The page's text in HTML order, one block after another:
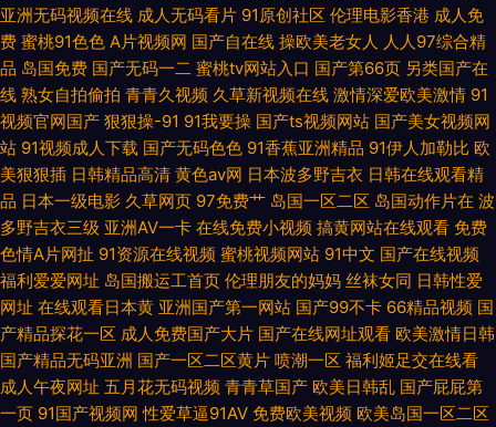
网站 影音先锋A片 亚洲小说网 五月婷中文字幕网 手机日韩精品一 日韩经典
第一页第二页 人人人撸 欧美日韩国产综合 蜜臀官网 美女母亲黄色三级A片
久久视频女人 九九国产热 国产一区二 国产福利视频99 导航亚洲99导航亚洲
超碰69资源 成人综合网站狼人 东方av在线天堂 大香蕉亚洲伊人 俺来干综合
网 AV窝窝 97国产碰 91爰爱欧美 91探花在线观看视频 91社区成人在线 91麻
豆视频新地址
亚洲无码视频在线 成人无码看片 91原创社区 伦理电影香港 成人免
费 蜜桃91色色 A片视频网 国产自在线 操欧美老女人 人人97综合精
品 岛国免费 国产无码一二 蜜桃tv网站入口 国产第66页 另类国产在
线 熟女自拍偷拍 青青久视频 久草新视频在线 激情深爱欧美激情 91
视频官网国产 狠狠操-91 91我要操 国产ts视频网站 国产美女视频网
站 91视频成人下载 国产无码色色 91香蕉亚洲精品 91伊人加勒比 欧
美狠狠插 日韩精品高清 黄色av网 日本波多野吉衣 日韩在线观看精
品 日本一级电影 久草网页 97免费艹 岛国一区二区 岛国动作片在 波
多野吉衣三级 亚洲AV一卡 在线免费小视频 搞黄网站在线观看 免费
色情A片网扯 91资源在线视频 蜜桃视频网站 91中文 国产在线视频
福利爱爱网址 岛国搬运工首页 伦理朋友的妈妈 丝袜女同 日韩性爱
网址 在线观看日本黄 亚洲国产第一网站 国产99不卡 66精品视频 国
产精品探花一区 成人免费国产大片 国产在线网址观看 欧美激情日韩
国产精品无码亚洲 国产一区二区黄片 喷潮一区 福利姬足交在线看
成人午夜网址 五月花无码视频 青青草国产 欧美日韩乱 国产屁屁第
一页 91国产视频网 性爱草逼91AV 免费欧美视频 欧美岛国一区二区